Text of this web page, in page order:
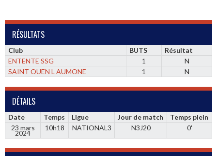
RÉSULTATS
Club BUTS
Résultat
ENTENTE SSG
1
N
SAINT OUEN L AUMONE
1 N
DÉTAILS
Date Temps Ligue Jour de match
Temps plein
23 mars
2024
10h18 NATIONAL3 N3J20 0'